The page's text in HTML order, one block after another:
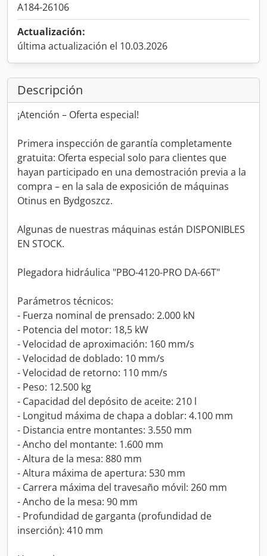
A184-26106
Actualización:
última actualización el 10.03.2026
Descripción
¡Atención – Oferta especial!
Primera inspección de garantía completamente
gratuita: Oferta especial solo para clientes que
hayan participado en una demostración previa a la
compra – en la sala de exposición de máquinas
Otinus en Bydgoszcz.
Algunas de nuestras máquinas están DISPONIBLES
EN STOCK.
Plegadora hidráulica "PBO-4120-PRO DA-66T"
Parámetros técnicos:
- Fuerza nominal de prensado: 2.000 kN
- Potencia del motor: 18,5 kW
- Velocidad de aproximación: 160 mm/s
- Velocidad de doblado: 10 mm/s
- Velocidad de retorno: 110 mm/s
- Peso: 12.500 kg
- Capacidad del depósito de aceite: 210 l
- Longitud máxima de chapa a doblar: 4.100 mm
- Distancia entre montantes: 3.550 mm
- Ancho del montante: 1.600 mm
- Altura de la mesa: 880 mm
- Altura máxima de apertura: 530 mm
- Carrera máxima del travesaño móvil: 260 mm
- Ancho de la mesa: 90 mm
- Profundidad de garganta (profundidad de
inserción): 410 mm